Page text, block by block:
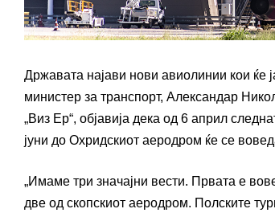
Државата најави нови авиолинии кои ќе
министер за транспорт, Александар
„Виз Ер“, објавија дека од 6 април
јуни до Охридскиот аеродром ќе се
„Имаме три значајни вести. Првата е
две од скопскиот аеродром. Полските